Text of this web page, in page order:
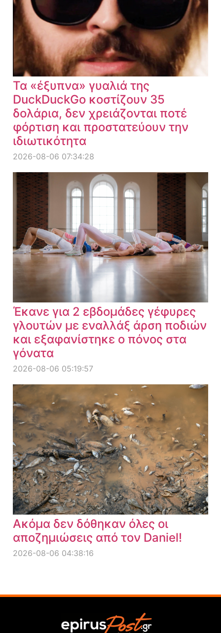
Τα «έξυπνα» γυαλιά της
DuckDuckGo κοστίζουν 35
δολάρια, δεν χρειάζονται ποτέ
φόρτιση και προστατεύουν την
ιδιωτικότητα
2026-08-06 07:34:28
Έκανε για 2 εβδομάδες γέφυρες
γλουτών με εναλλάξ άρση ποδιών
και εξαφανίστηκε ο πόνος στα
γόνατα
2026-08-06 05:19:57
Ακόμα δεν δόθηκαν όλες οι
αποζημιώσεις από τον Daniel!
2026-08-06 04:38:16